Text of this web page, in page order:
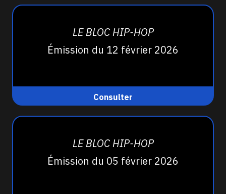
LE BLOC HIP-HOP
Émission du 12 février 2026
Consulter
LE BLOC HIP-HOP
Émission du 05 février 2026